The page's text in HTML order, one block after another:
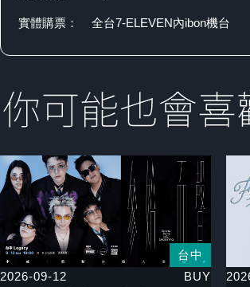
實體購票： 全台7-ELEVEN內ibon機台
台中
2026-09-12
BUY